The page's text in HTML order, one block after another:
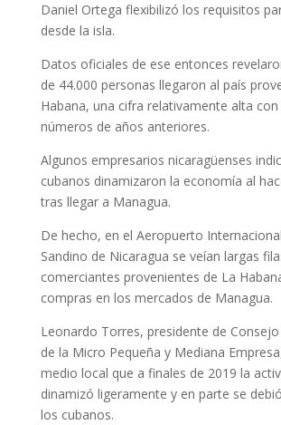
Daniel Ortega flexibilizó los requisitos
desde la isla.
Datos oficiales de ese entonces
de 44.000 personas llegaron al país
Habana, una cifra relativamente alta
números de años anteriores.
Algunos empresarios nicaragüenses
cubanos dinamizaron la economía al
tras llegar a Managua.
De hecho, en el Aeropuerto
Sandino de Nicaragua se veían largas
comerciantes provenientes de La
compras en los mercados de Managua.
Leonardo Torres, presidente de
de la Micro Pequeña y Mediana
medio local que a finales de 2019 la
dinamizó ligeramente y en parte se
los cubanos.